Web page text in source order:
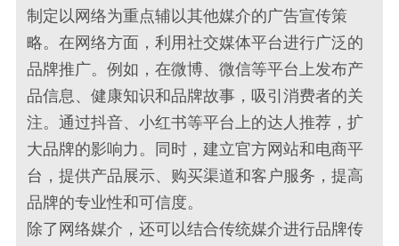
制定以网络为重点辅以其他媒介的广告宣传策
略。在网络方面，利用社交媒体平台进行广泛的
品牌推广。例如，在微博、微信等平台上发布产
品信息、健康知识和品牌故事，吸引消费者的关
注。通过抖音、小红书等平台上的达人推荐，扩
大品牌的影响力。同时，建立官方网站和电商平
台，提供产品展示、购买渠道和客户服务，提高
品牌的专业性和可信度。
除了网络媒介，还可以结合传统媒介进行品牌传